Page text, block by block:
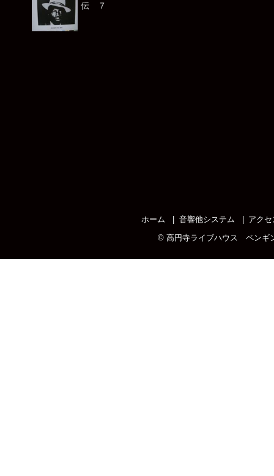
伝 ７
ホーム 音響他システム
アクセ
© 高円寺ライブハウス ペンギ